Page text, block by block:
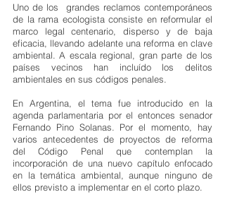
Uno de los  grandes reclamos contemporáneos
de la rama ecologista consiste en reformular el
marco legal centenario, disperso y de baja
eficacia, llevando adelante una reforma en clave
ambiental. A escala regional, gran parte de los
países vecinos han incluído los delitos
ambientales en sus códigos penales.
En Argentina, el tema fue introducido en la
agenda parlamentaria por el entonces senador
Fernando Pino Solanas. Por el momento, hay
varios antecedentes de proyectos de reforma
del Código Penal que contemplan la
incorporación de una nuevo capítulo enfocado
en la temática ambiental, aunque ninguno de
ellos previsto a implementar en el corto plazo.